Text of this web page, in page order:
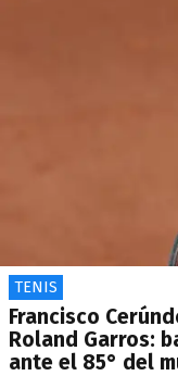
TENIS
Francisco
Roland Garros:
ante el 85° del